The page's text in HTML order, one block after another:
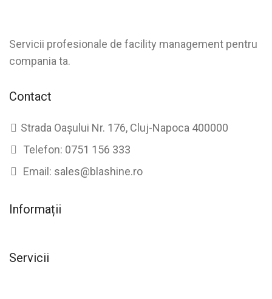
Servicii profesionale de facility management pentru
compania ta.
Contact
Strada Oașului Nr. 176, Cluj-Napoca 400000
Telefon: 0751 156 333
Email: sales@blashine.ro
Informații
Servicii